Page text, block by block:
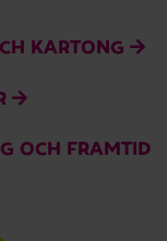
KARTONG
OCH FRAMTID